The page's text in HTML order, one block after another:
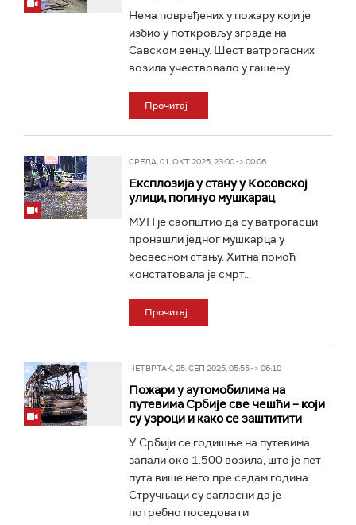
Нема повређених у пожару који је
избио у поткровљу зграде на
Савском венцу. Шест ватрогасних
возила учествовало у гашењу...
Прочитај
СРЕДА, 01. ОКТ 2025, 23:00 -> 00:06
Експлозија у стану у Косовској
улици, погинуо мушкарац
МУП је саопштио да су ватрогасци
пронашли једног мушкарца у
бесвесном стању. Хитна помоћ
констатовала је смрт...
Прочитај
ЧЕТВРТАК, 25. СЕП 2025, 05:55 -> 06:10
Пожари у аутомобилима на
путевима Србије све чешћи – који
су узроци и како се заштитити
У Србији се годишње на путевима
запали око 1.500 возила, што је пет
пута више него пре седам година.
Стручњаци су сагласни да је
потребно поседовати